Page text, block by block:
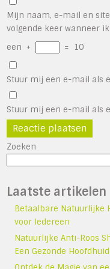
Mijn naam, e-mail en
volgende keer wanneer
een + = 10
Stuur mij een e-mail als
Stuur mij een e-mail als
Zoeken
Laatste artikelen
Betaalbare Natuurlijke
voor Iedereen
Natuurlijke Anti-Roos
Een Gezonde Hoofdhuid